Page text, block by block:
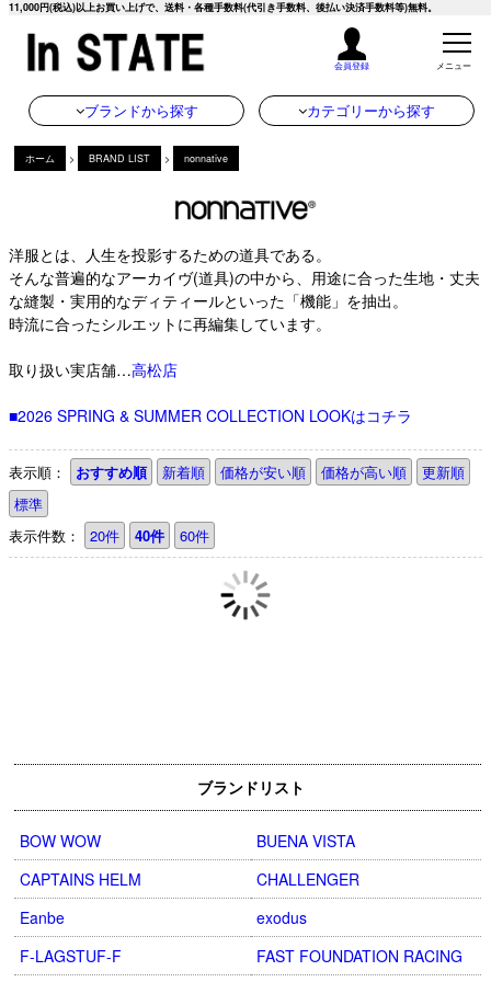
11,000円(税込)以上お買い上げで、送料・各種手数料(代引き手数料、後払い決済手数料等)無料。
メニュー
会員登録
ブランドから探す カテゴリーから探す
ホーム > BRAND LIST > nonnative
洋服とは、人生を投影するための道具である。
そんな普遍的なアーカイヴ(道具)の中から、用途に合った生地・丈夫
な縫製・実用的なディティールといった「機能」を抽出。
時流に合ったシルエットに再編集しています。
取り扱い実店舗…高松店
■2026 SPRING & SUMMER COLLECTION LOOKはコチラ
表示順： おすすめ順 新着順 価格が安い順 価格が高い順
更新順
標準
表示件数：
20件 40件 60件
ブランドリスト
BOW WOW
BUENA VISTA
CAPTAINS HELM
CHALLENGER
Eanbe
exodus
F-LAGSTUF-F
FAST FOUNDATION RACING